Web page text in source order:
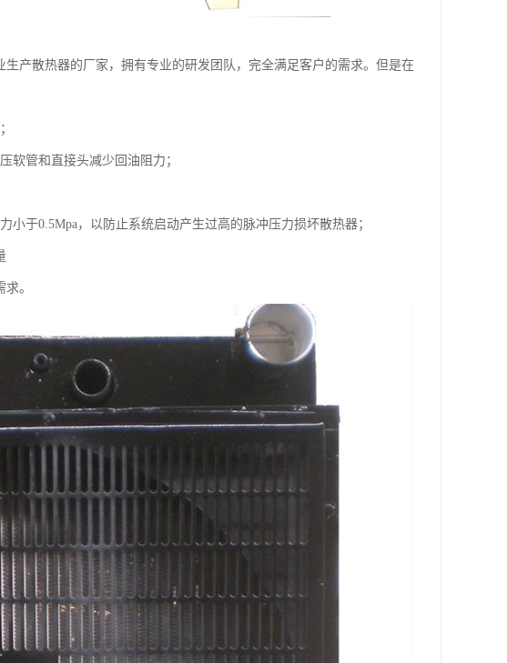
产散热器的厂家，拥有专业的研发团队，完全满足客户的需求。但是在
管和直接头减少回油阻力；
于0.5Mpa，以防止系统启动产生过高的脉冲压力损坏散热器；
。